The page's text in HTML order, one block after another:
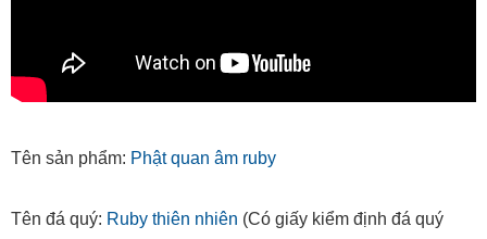
Tên sản phẩm: Phật quan âm ruby
Tên đá quý: Ruby thiên nhiên (Có giấy kiểm định đá quý